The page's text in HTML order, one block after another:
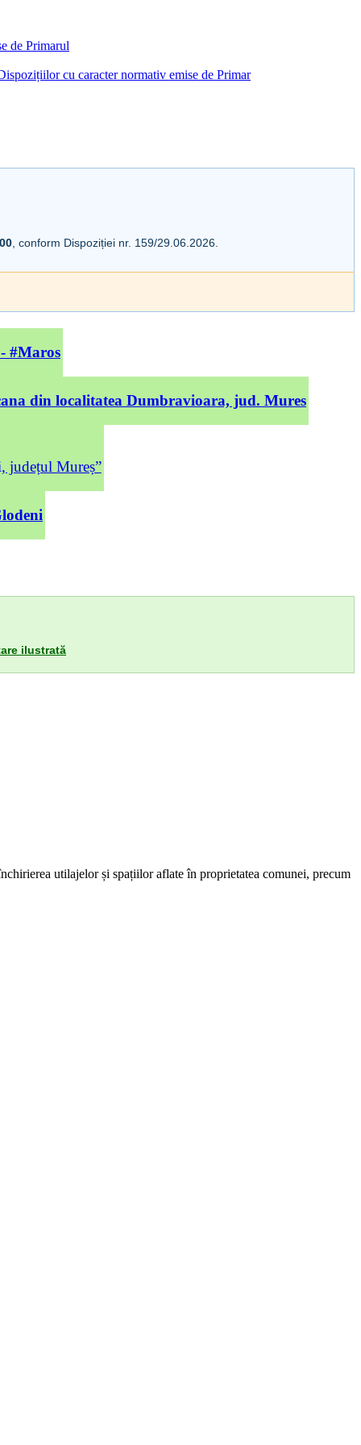
de Primarul
cu caracter normativ emise de Primar
, conform Dispoziției nr. 159/29.06.2026.
#Maros
din localitatea Dumbravioara, jud. Mures
județul Mureș”
ilustrată
utilajelor și spațiilor aflate în proprietatea comunei, precum